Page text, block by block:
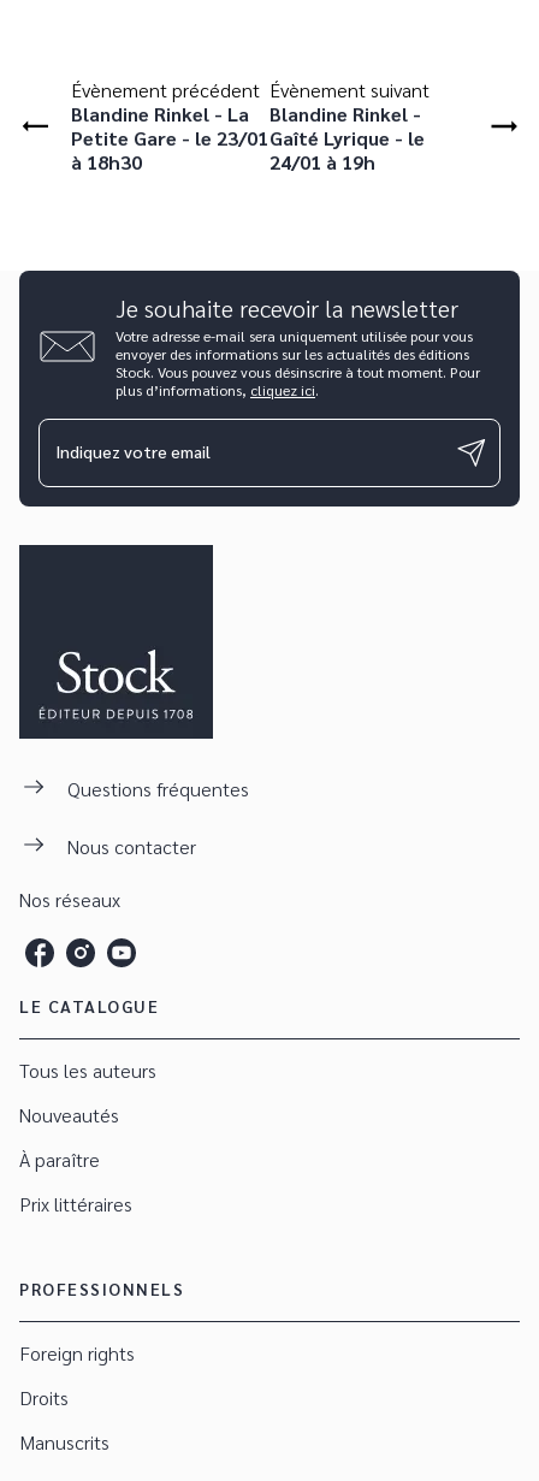
Évènement précédent
Blandine Rinkel - La
Petite Gare - le 23/01
à 18h30
Évènement suivant
Blandine Rinkel -
Gaîté Lyrique - le
24/01 à 19h
Je souhaite recevoir la newsletter
Votre adresse e-mail sera uniquement utilisée pour vous
envoyer des informations sur les actualités des éditions
Stock. Vous pouvez vous désinscrire à tout moment. Pour
plus d’informations, cliquez ici.
Indiquez votre email
Questions fréquentes
Nous contacter
Nos réseaux
LE CATALOGUE
Tous les auteurs
Nouveautés
À paraître
Prix littéraires
PROFESSIONNELS
Foreign rights
Droits
Manuscrits